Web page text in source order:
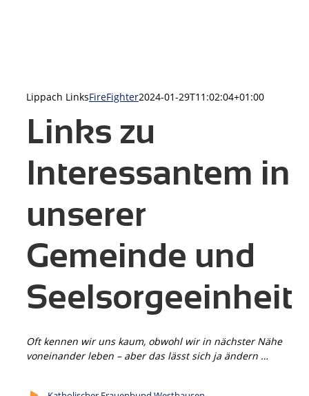
Lippach LinksFireFighter2024-01-29T11:02:04+01:00
Links zu
Interessantem in
unserer
Gemeinde und
Seelsorgeeinheit
Oft kennen wir uns kaum, obwohl wir in nächster Nähe
voneinander leben – aber das lässt sich ja ändern …